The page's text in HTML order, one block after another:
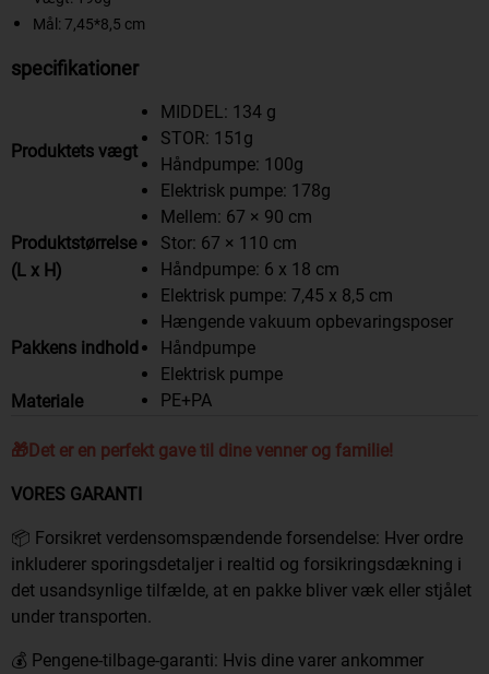
Mål: 7,45*8,5 cm
specifikationer
Produktets vægt
MIDDEL: 134 g
STOR: 151g
Håndpumpe: 100g
Elektrisk pumpe: 178g
Produktstørrelse
(L x H)
Mellem: 67 × 90 cm
Stor: 67 × 110 cm
Håndpumpe: 6 x 18 cm
Elektrisk pumpe: 7,45 x 8,5 cm
Pakkens indhold
Hængende vakuum opbevaringsposer
Håndpumpe
Elektrisk pumpe
Materiale
PE+PA
🎁Det er en perfekt gave til dine venner og familie!
VORES GARANTI
📦 Forsikret verdensomspændende forsendelse: Hver ordre
inkluderer sporingsdetaljer i realtid og forsikringsdækning i
det usandsynlige tilfælde, at en pakke bliver væk eller stjålet
under transporten.
💰 Pengene-tilbage-garanti: Hvis dine varer ankommer